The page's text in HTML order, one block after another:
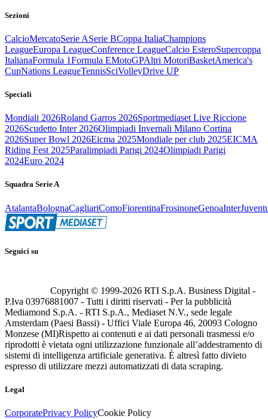
Sezioni
CalcioMercatoSerie ASerie BCoppa ItaliaChampions
LeagueEuropa LeagueConference LeagueCalcio EsteroSupercoppa
ItalianaFormula 1Formula EMotoGPAltri MotoriBasketAmerica's
CupNations LeagueTennisSciVolleyDrive UP
Speciali
Mondiali 2026Roland Garros 2026Sportmediaset Live Riccione
2026Scudetto Inter 2026Olimpiadi Invernali Milano Cortina
2026Super Bowl 2026Eicma 2025Mondiale per club 2025EICMA
Riding Fest 2025Paralimpiadi Parigi 2024Olimpiadi Parigi
2024Euro 2024
Squadra Serie A
AtalantaBolognaCagliariComoFiorentinaFrosinoneGenoaInter
Seguici su
Copyright © 1999-2026 RTI S.p.A. Business Digital -
P.Iva 03976881007 - Tutti i diritti riservati - Per la pubblicità
Mediamond S.p.A. - RTI S.p.A., Mediaset N.V., sede legale
Amsterdam (Paesi Bassi) - Uffici Viale Europa 46, 20093 Cologno
Monzese (MI)Rispetto ai contenuti e ai dati personali trasmessi e/o
riprodotti è vietata ogni utilizzazione funzionale all’addestramento di
sistemi di intelligenza artificiale generativa. È altresì fatto divieto
espresso di utilizzare mezzi automatizzati di data scraping.
Legal
CorporatePrivacy PolicyCookie Policy